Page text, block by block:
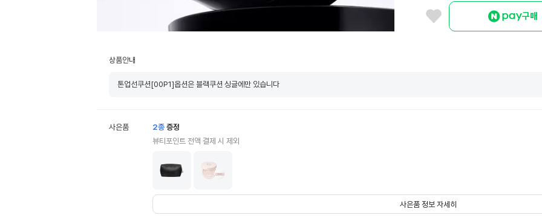
구매
상품안내
톤업선쿠션[00P1]옵션은 블랙쿠션 싱글에만 있습니다
사은품 2종 증정
뷰티포인트 전액 결제 시 제외
사은품 정보 자세히